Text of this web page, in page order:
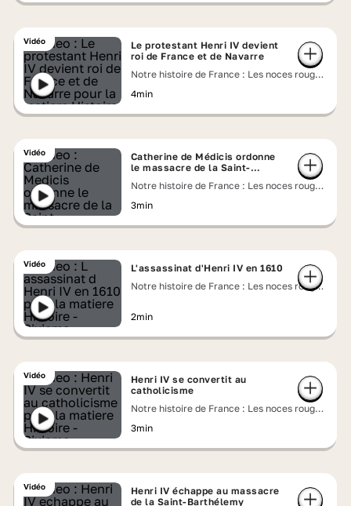
Vidéo
Le protestant Henri IV devient
roi de France et de Navarre
Notre histoire de France : Les noces rouges
4min
Vidéo
Catherine de Médicis ordonne
le massacre de la Saint-
Notre histoire de France : Les noces rouges
3min
Vidéo
L'assassinat d'Henri IV en 1610
Notre histoire de France : Les noces rouges
2min
Vidéo
Henri IV se convertit au
catholicisme
Notre histoire de France : Les noces rouges
3min
Vidéo
Henri IV échappe au massacre
de la Saint-Barthélemy